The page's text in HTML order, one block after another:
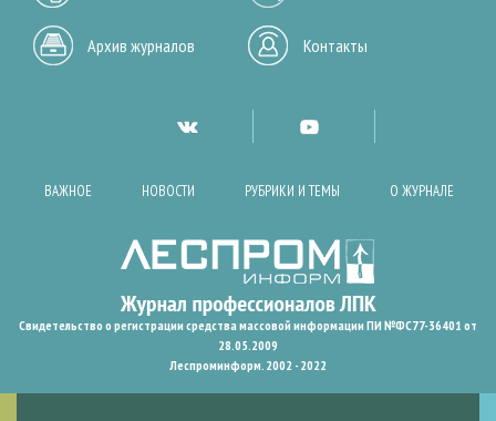
Архив журналов Контакты
ВАЖНОЕ НОВОСТИ РУБРИКИ И ТЕМЫ О ЖУРНАЛЕ
Свидетельство о регистрации средства массовой информации ПИ №ФС77-36401 от
28.05.2009
Леспроминформ. 2002 - 2022